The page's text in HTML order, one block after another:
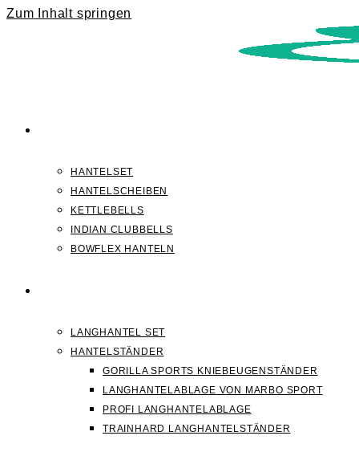
Zum Inhalt springen
HANTELSET
HANTELSCHEIBEN
KETTLEBELLS
INDIAN CLUBBELLS
BOWFLEX HANTELN
LANGHANTEL SET
HANTELSTÄNDER
GORILLA SPORTS KNIEBEUGENSTÄNDER
LANGHANTELABLAGE VON MARBO SPORT
PROFI LANGHANTELABLAGE
TRAINHARD LANGHANTELSTÄNDER